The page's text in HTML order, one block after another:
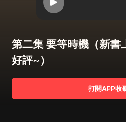
第二集 要等時機（新書
好評~）
打開APP收